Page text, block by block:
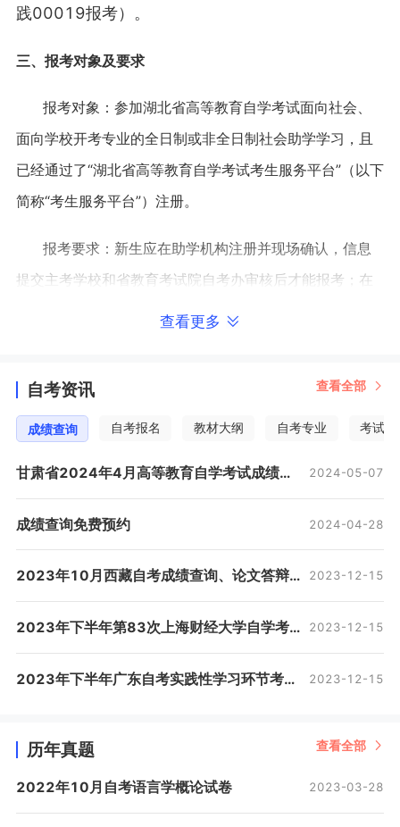
践00019报考）。
三、报考对象及要求
报考对象：参加湖北省高等教育自学考试面向社会、
面向学校开考专业的全日制或非全日制社会助学学习，且
已经通过了“湖北省高等教育自学考试考生服务平台”（以下
简称“考生服务平台”）注册。
报考要求：新生应在助学机构注册并现场确认，信息
提交主考学校和省教育考试院自考办审核后才能报考；在
籍自考生（包括已离校考生），应先在主考学校（或助学
四、考试收费
考试收费按照省物价局鄂价费规[2013]215号文件规定执
根据全国考办有关规定，为保证教材供应质量，自学
助学机构和广大考生应严格执行全国考办有关规定，自觉
购买正版教材，严禁购买、使用盗版教材。我省自学考试
六、报考须知
1.考生须以《湖北省高等教育自学考试2022年下半年
暨2022年上半年延期考试课程安排》为依据报考。
查看更多
自考资讯 查看全部
成绩查询 自考报名 教材大纲 自考专业 考试安
甘肃省2024年4月高等教育自学考试成绩查询的公告 2024-05-07
成绩查询免费预约 2024-04-28
2023年10月西藏自考成绩查询、论文答辩、毕业证办理、免考！ 2023-12-15
2023年下半年第83次上海财经大学自学考试成绩复核结果的通知 2023-12-15
2023年下半年广东自考实践性学习环节考核成绩将于12月11日公布 2023-12-15
历年真题 查看全部
2022年10月自考语言学概论试卷 2023-03-28